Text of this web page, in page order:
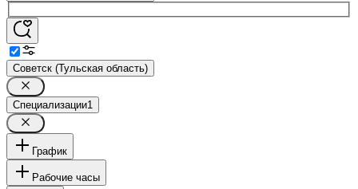
Советск (Тульская область)
Специализации1
График
Рабочие часы